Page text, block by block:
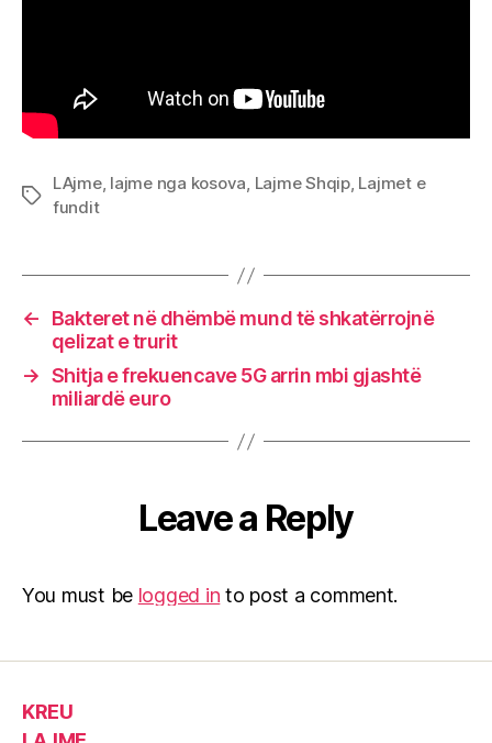
Tags
LAjme, lajme nga kosova, Lajme Shqip, Lajmet e
fundit
←
Bakteret në dhëmbë mund të shkatërrojnë
qelizat e trurit
→ Shitja e frekuencave 5G arrin mbi gjashtë
miliardë euro
Leave a Reply
You must be logged in to post a comment.
KREU